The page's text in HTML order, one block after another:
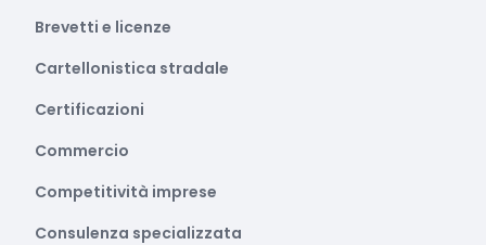
Brevetti e licenze
Cartellonistica stradale
Certificazioni
Commercio
Competitività imprese
Consulenza specializzata